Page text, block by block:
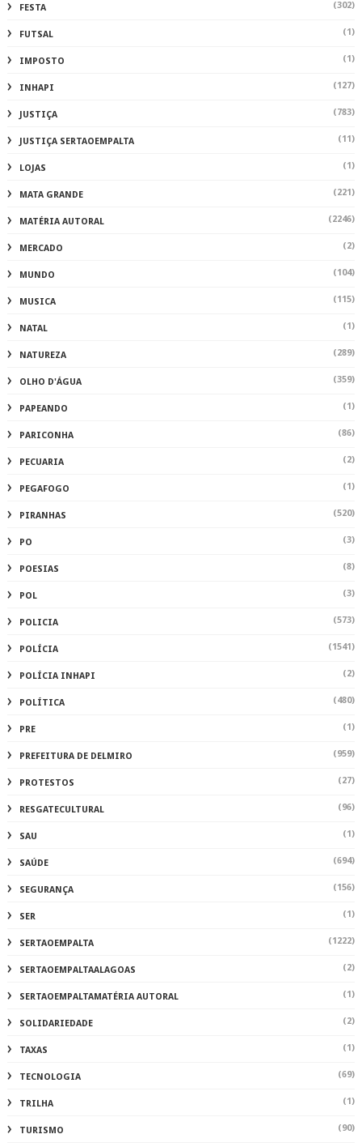
FESTA (302)
FUTSAL (1)
IMPOSTO (1)
INHAPI (127)
JUSTIÇA (783)
JUSTIÇA SERTAOEMPALTA (11)
LOJAS (1)
MATA GRANDE (221)
MATÉRIA AUTORAL (2246)
MERCADO (2)
MUNDO (104)
MUSICA (115)
NATAL (1)
NATUREZA (289)
OLHO D'ÁGUA (359)
PAPEANDO (1)
PARICONHA (86)
PECUARIA (2)
PEGAFOGO (1)
PIRANHAS (520)
PO (3)
POESIAS (8)
POL (3)
POLICIA (573)
POLÍCIA (1541)
POLÍCIA INHAPI (2)
POLÍTICA (480)
PRE (1)
PREFEITURA DE DELMIRO (959)
PROTESTOS (27)
RESGATECULTURAL (96)
SAU (1)
SAÚDE (694)
SEGURANÇA (156)
SER (1)
SERTAOEMPALTA (1222)
SERTAOEMPALTAALAGOAS (2)
SERTAOEMPALTAMATÉRIA AUTORAL (1)
SOLIDARIEDADE (2)
TAXAS (1)
TECNOLOGIA (69)
TRILHA (1)
TURISMO (90)